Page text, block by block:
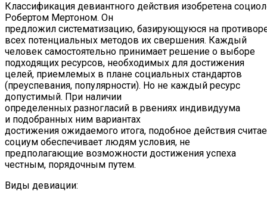
Классификация девиантного действия изобретена
Робертом Мертоном. Он
предложил систематизацию, базирующуюся на
всех потенциальных методов их свершения. Каждый
человек самостоятельно принимает решение о выборе
подходящих ресурсов, необходимых для достижения
целей, приемлемых в плане социальных стандартов
(преуспевания, популярности). Но не каждый ресурс
допустимый. При наличии
определенных разногласий в рвениях индивидуума
и подобранных ним вариантах
достижения ожидаемого итога, подобное действия
социум обеспечивает людям условия, не
предполагающие возможности достижения успеха
честным, порядочным путем.
Виды девиации: